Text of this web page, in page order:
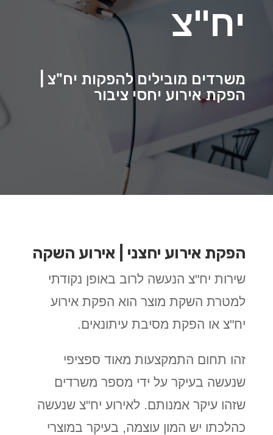
יח"צ
משרדים מובילים להפקות יח"צ |
הפקת אירוע יחסי ציבור
הפקת אירוע יחצני | אירוע השקה
שירות יח"צ הנעשה לרוב באופן נקודתי
למטרת השקת מוצר הוא הפקת אירוע
יח"צ או הפקת מסיבת עיתונאים.
זהו תחום התמקצעות מאוד ספציפי
שנעשה בעיקר על ידי מספר משרדים
שזהו עיקר אמנותם. לאירוע יח"צ שנעשה
כהלכתו יש המון עוצמה, בעיקר במוצרי